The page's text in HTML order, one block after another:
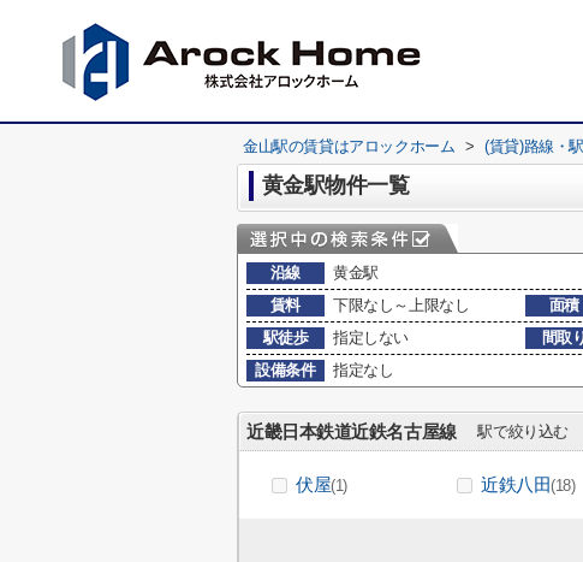
金山駅の賃貸はアロックホーム > (賃貸)路線・
黄金駅物件一覧
沿線
黄金駅
賃料
下限なし～上限なし 面積
駅徒歩
指定しない 間取
設備条件
指定なし
近畿日本鉄道近鉄名古屋線 駅で絞り込む
伏屋(1) 近鉄八田(18)